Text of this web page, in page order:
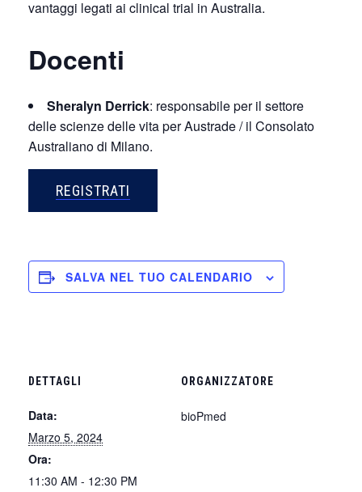
vantaggi legati ai clinical trial in Australia.
Docenti
Sheralyn Derrick: responsabile per il settore
delle scienze delle vita per Austrade / il Consolato
Australiano di Milano.
REGISTRATI
SALVA NEL TUO CALENDARIO
DETTAGLI
Data:
Marzo 5, 2024
Ora:
11:30 AM - 12:30 PM
ORGANIZZATORE
bioPmed